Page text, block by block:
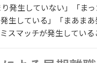
発生していない」「まっ
生している」「まあま
マッチが発生している